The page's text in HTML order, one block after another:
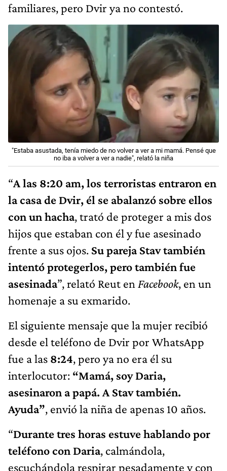
familiares, pero Dvir ya no contestó.
"Estaba asustada, tenía miedo de no volver a ver a mi mamá. Pensé que
no iba a volver a ver a nadie", relató la niña
“A las 8:20 am, los terroristas entraron en
la casa de Dvir, él se abalanzó sobre ellos
con un hacha, trató de proteger a mis dos
hijos que estaban con él y fue asesinado
frente a sus ojos. Su pareja Stav también
intentó protegerlos, pero también fue
asesinada”, relató Reut en Facebook, en un
homenaje a su exmarido.
El siguiente mensaje que la mujer recibió
desde el teléfono de Dvir por WhatsApp
fue a las 8:24, pero ya no era él su
interlocutor: “Mamá, soy Daria,
asesinaron a papá. A Stav también.
Ayuda”, envió la niña de apenas 10 años.
“Durante tres horas estuve hablando por
teléfono con Daria, calmándola,
escuchándola respirar pesadamente y con